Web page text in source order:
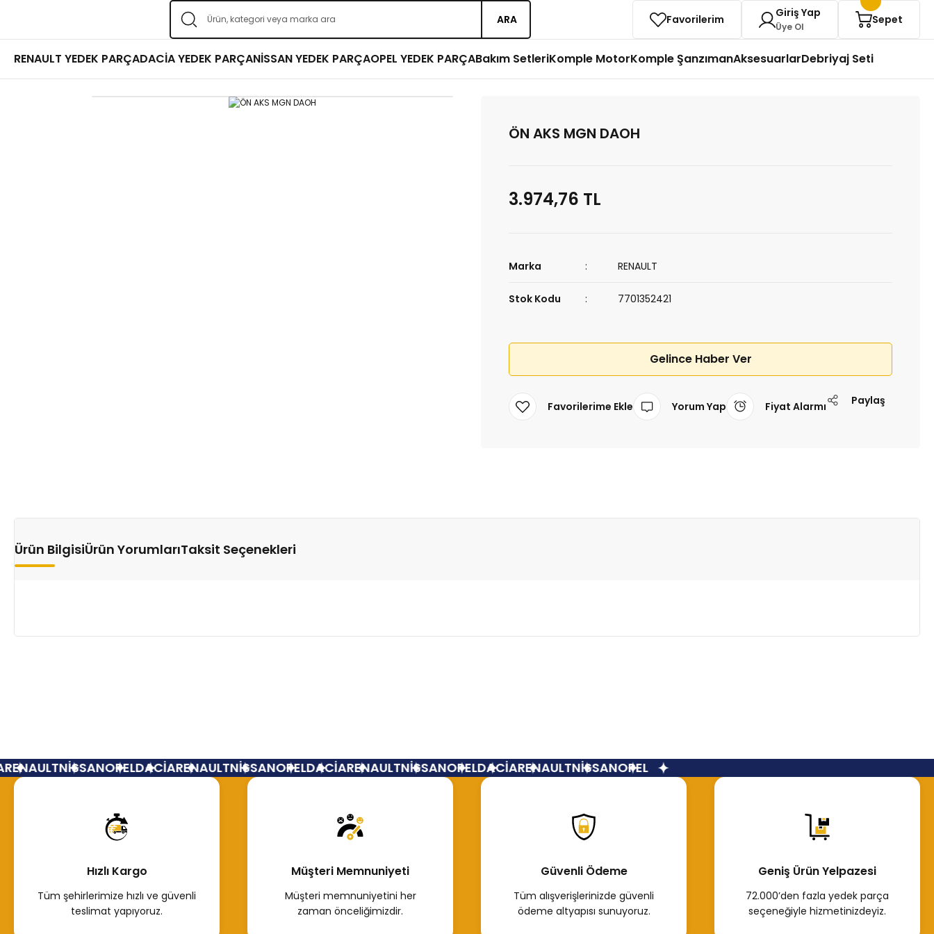
ARA Favorilerim Giriş Yap
Üye Ol
Sepet
RENAULT YEDEK PARÇADACİA YEDEK PARÇANİSSAN YEDEK PARÇAOPEL YEDEK PARÇABakım SetleriKomple MotorKomple ŞanzımanAksesuarlarDebriyaj Seti
ÖN AKS MGN DAOH
3.974,76 TL
Marka RENAULT
Stok Kodu 7701352421
Gelince Haber Ver
Yorum Yap Fiyat Alarmı Paylaş
Ürün BilgisiÜrün YorumlarıTaksit Seçenekleri
NİSSANOPELDACİARENAULTNİSSANOPELDACİARENAULTNİSSANOPELDACİARENAULTNİSSANOPEL
Hızlı Kargo
Tüm şehirlerimize hızlı ve güvenli
teslimat yapıyoruz.
Müşteri Memnuniyeti
Müşteri memnuniyetini her
zaman önceliğimizdir.
Güvenli Ödeme
Tüm alışverişlerinizde güvenli
ödeme altyapısı sunuyoruz.
Geniş Ürün Yelpazesi
72.000’den fazla yedek parça
seçeneğiyle hizmetinizdeyiz.